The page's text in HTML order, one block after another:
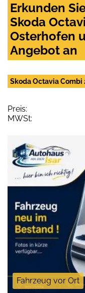
Erkunden
Skoda
Osterhofen
Angebot an
Skoda Octavia Combi
Preis:
MWSt:
Fahrzeug vor Ort